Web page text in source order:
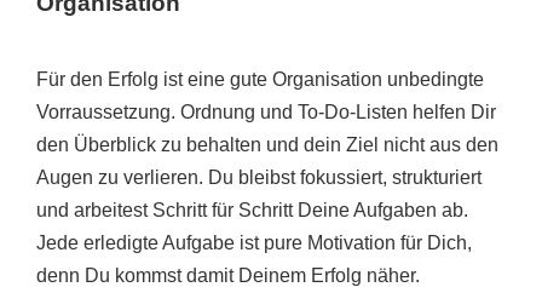
Für den Erfolg ist eine gute Organisation unbedingte
Vorraussetzung. Ordnung und To-Do-Listen helfen Dir
den Überblick zu behalten und dein Ziel nicht aus den
Augen zu verlieren. Du bleibst fokussiert, strukturiert
und arbeitest Schritt für Schritt Deine Aufgaben ab.
Jede erledigte Aufgabe ist pure Motivation für Dich,
denn Du kommst damit Deinem Erfolg näher.